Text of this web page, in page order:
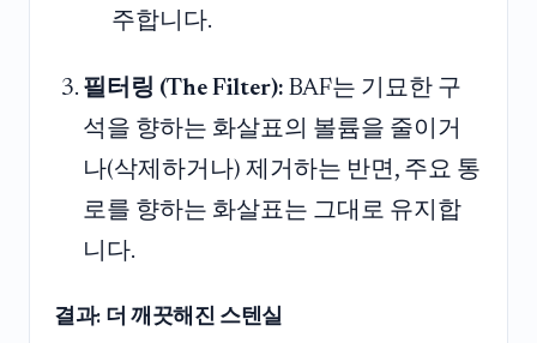
주합니다.
필터링 (The Filter): BAF는 기묘한 구
석을 향하는 화살표의 볼륨을 줄이거
나(삭제하거나) 제거하는 반면, 주요 통
로를 향하는 화살표는 그대로 유지합
니다.
결과: 더 깨끗해진 스텐실